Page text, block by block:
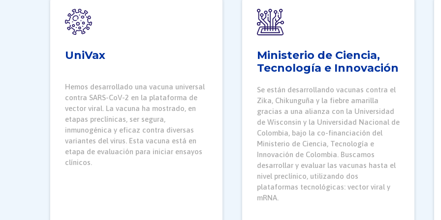
UniVax
Hemos desarrollado una vacuna universal
contra SARS-CoV-2 en la plataforma de
vector viral. La vacuna ha mostrado, en
etapas preclínicas, ser segura,
inmunogénica y eficaz contra diversas
variantes del virus. Esta vacuna está en
etapa de evaluación para iniciar ensayos
clínicos.
Ministerio de Ciencia,
Tecnología e Innovación
Se están desarrollando vacunas contra el
Zika, Chikunguña y la fiebre amarilla
gracias a una alianza con la Universidad
de Wisconsin y la Universidad Nacional de
Colombia, bajo la co-financiación del
Ministerio de Ciencia, Tecnología e
Innovación de Colombia. Buscamos
desarrollar y evaluar las vacunas hasta el
nivel preclínico, utilizando dos
plataformas tecnológicas: vector viral y
mRNA.